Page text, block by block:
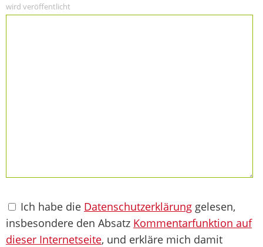
wird veröffentlicht
Ich habe die Datenschutzerklärung gelesen,
insbesondere den Absatz Kommentarfunktion auf
dieser Internetseite, und erkläre mich damit